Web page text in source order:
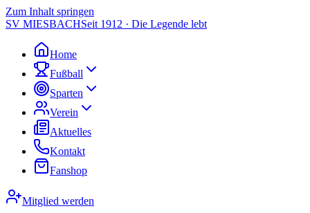
Zum Inhalt springen
SV MIESBACHSeit 1912 · Die Legende lebt
Home
Fußball
Sparten
Verein
Aktuelles
Kontakt
Fanshop
Mitglied werden